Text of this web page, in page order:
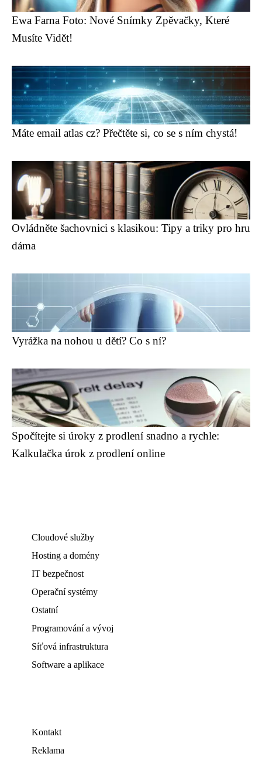
Ewa Farna Foto: Nové Snímky Zpěvačky, Které
Musíte Vidět!
Máte email atlas cz? Přečtěte si, co se s ním chystá!
Ovládněte šachovnici s klasikou: Tipy a triky pro hru
dáma
Vyrážka na nohou u dětí? Co s ní?
Spočítejte si úroky z prodlení snadno a rychle:
Kalkulačka úrok z prodlení online
Cloudové služby
Hosting a domény
IT bezpečnost
Operační systémy
Ostatní
Programování a vývoj
Síťová infrastruktura
Software a aplikace
Kontakt
Reklama